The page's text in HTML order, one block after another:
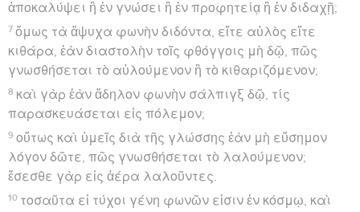
ἀποκαλύψει ἢ ἐν γνώσει ἢ ἐν προφητείᾳ ἢ ἐν διδαχῇ;
7 ὅμως τὰ ἄψυχα φωνὴν διδόντα, εἴτε αὐλὸς εἴτε
κιθάρα, ἐὰν διαστολὴν τοῖς φθόγγοις μὴ δῷ, πῶς
γνωσθήσεται τὸ αὐλούμενον ἢ τὸ κιθαριζόμενον;
8 καὶ γὰρ ἐὰν ἄδηλον φωνὴν σάλπιγξ δῷ, τίς
παρασκευάσεται εἰς πόλεμον;
9 οὕτως καὶ ὑμεῖς διὰ τῆς γλώσσης ἐὰν μὴ εὔσημον
λόγον δῶτε, πῶς γνωσθήσεται τὸ λαλούμενον;
ἔσεσθε γὰρ εἰς ἀέρα λαλοῦντες.
10 τοσαῦτα εἰ τύχοι γένη φωνῶν εἰσιν ἐν κόσμῳ, καὶ